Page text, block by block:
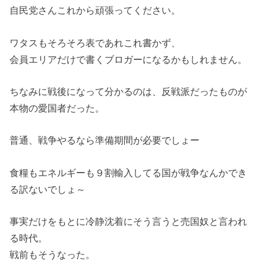
自民党さんこれから頑張ってください。
ワタスもそろそろ表であれこれ書かず、
会員エリアだけで書くブロガーになるかもしれません。
ちなみに戦後になって分かるのは、反戦派だったものが
本物の愛国者だった。
普通、戦争やるなら準備期間が必要でしょー
食糧もエネルギーも９割輸入してる国が戦争なんかでき
る訳ないでしょ～
事実だけをもとに冷静沈着にそう言うと売国奴と言われ
る時代。
戦前もそうなった。